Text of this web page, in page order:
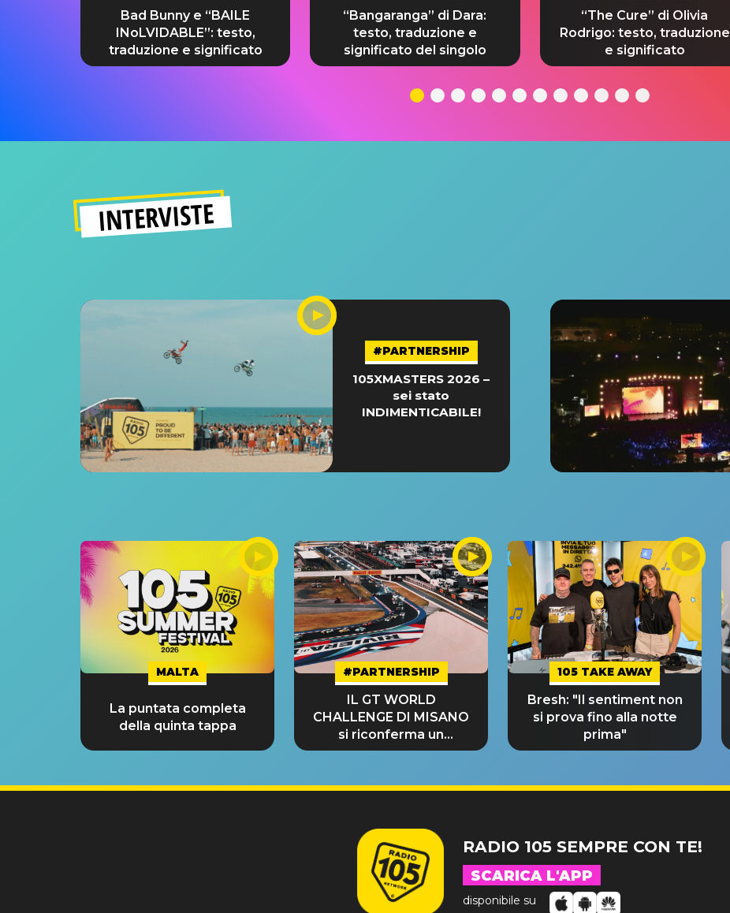
Bad Bunny e “BAILE
INoLVIDABLE”: testo,
traduzione e significato
“Bangaranga” di Dara:
testo, traduzione e
significato del singolo
“The Cure” di Olivia
Rodrigo: testo, traduzione
e significato
INTERVISTE
#PARTNERSHIP
105XMASTERS 2026 –
sei stato
INDIMENTICABILE!
MALTA
La puntata completa
della quinta tappa
#PARTNERSHIP
IL GT WORLD
CHALLENGE DI MISANO
si riconferma un
GRANDE SUCCESSO!
105 TAKE AWAY
Bresh: "Il sentiment non
si prova fino alla notte
prima"
RADIO 105 SEMPRE CON TE!
SCARICA L'APP
disponibile su